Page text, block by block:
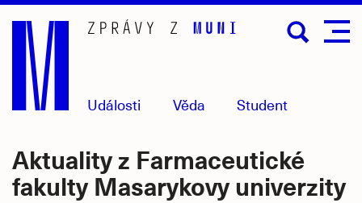
Přejít
hlavní
obsah
Události Věda Student
Aktuality z Farmaceutické
fakulty Masarykovy univerzity